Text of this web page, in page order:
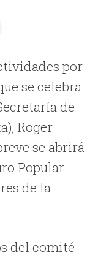
por
se celebra
de
Roger
se abrirá
Popular
de la
del comité